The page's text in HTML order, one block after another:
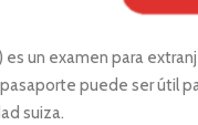
) es un examen para
puede ser útil
suiza.